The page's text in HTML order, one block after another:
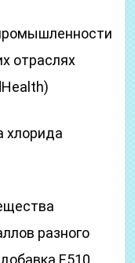
отраслях
хлорида
разного
Е510